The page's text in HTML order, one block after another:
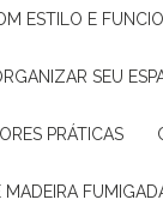
ESTILO E
SEU
PRÁTICAS
MADEIRA